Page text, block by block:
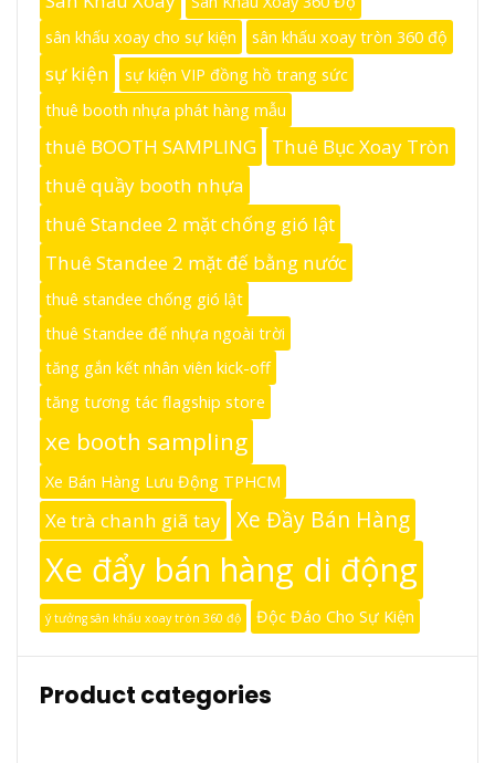
sân khấu xoay cho sự kiện
sân khấu xoay tròn 360 độ
sự kiện
sự kiện VIP đồng hồ trang sức
thuê booth nhựa phát hàng mẫu
thuê BOOTH SAMPLING
Thuê Bục Xoay Tròn
thuê quầy booth nhựa
thuê Standee 2 mặt chống gió lật
Thuê Standee 2 mặt đế bằng nước
thuê standee chống gió lật
thuê Standee đế nhựa ngoài trời
tăng gắn kết nhân viên kick-off
tăng tương tác flagship store
xe booth sampling
Xe Bán Hàng Lưu Động TPHCM
Xe trà chanh giã tay Xe Đầy Bán Hàng
Xe đẩy bán hàng di động
ý tưởng sân khấu xoay tròn 360 độ Độc Đáo Cho Sự Kiện
Product categories